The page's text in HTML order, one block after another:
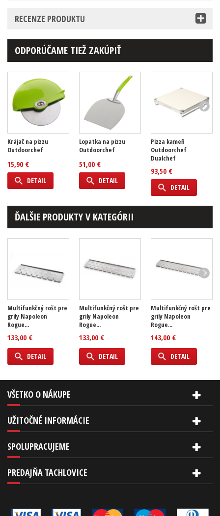
RECENZE PRODUKTU
ODPORÚČAME TIEŽ ZAKÚPIŤ
Krájač na pizzu
Outdoorchef
15,90 €
DETAIL
Lopatka na pizzu
Outdoorchef
51,00 €
DETAIL
Pizza kameň
Outdoorchef
Dualchef
93,50 €
DETAIL
ĎALŠIE PRODUKTY V KATEGÓRII
Multifunkčný rošt pre
grily Napoleon
Rogue...
133,00 €
DETAIL
Multifunkčný rošt pre
grily Napoleon
Rogue...
133,00 €
DETAIL
Multifunkčný rošt pre
grily Napoleon
Rogue...
143,00 €
DETAIL
VŠETKO O NÁKUPE
UŽITOČNÉ INFORMÁCIE
SPOLUPRACUJEME
PREDAJŇA TACHLOVICE